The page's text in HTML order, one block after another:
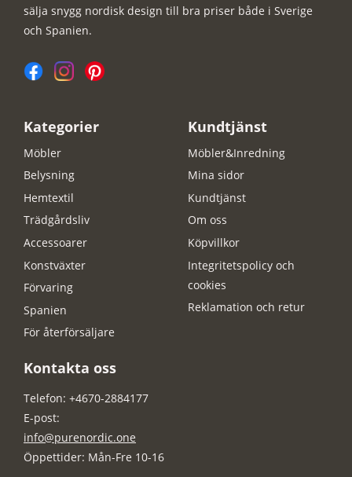
sälja snygg nordisk design till bra priser både i Sverige
och Spanien.
Kategorier
Möbler
Belysning
Hemtextil
Trädgårdsliv
Accessoarer
Konstväxter
Förvaring
Spanien
För återförsäljare
Kundtjänst
Möbler&Inredning
Mina sidor
Kundtjänst
Om oss
Köpvillkor
Integritetspolicy och
cookies
Reklamation och retur
Kontakta oss
Telefon: +4670-2884177
E-post:
info@purenordic.one
Öppettider: Mån-Fre 10-16